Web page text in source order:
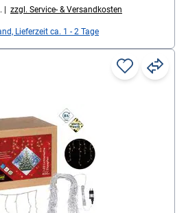
| zzgl. Service- & Versandkosten
Lieferzeit ca. 1 - 2 Tage